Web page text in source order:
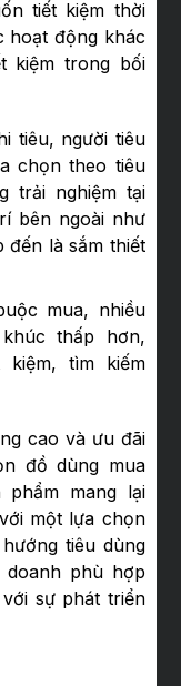
tiết kiệm thời
hoạt động khác
kiệm trong bối
tiêu, người tiêu
chọn theo tiêu
trải nghiệm tại
bên ngoài như
đến là sắm thiết
mua, nhiều
thấp hơn,
tìm kiếm
cao và ưu đãi
đồ dùng mua
phẩm mang lại
một lựa chọn
tiêu dùng
doanh phù hợp
sự phát triển